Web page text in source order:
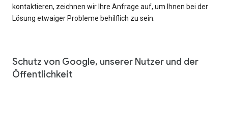
kontaktieren, zeichnen wir Ihre Anfrage auf, um Ihnen bei der
Lösung etwaiger Probleme behilflich zu sein.
Schutz von Google, unserer Nutzer und der
Öffentlichkeit